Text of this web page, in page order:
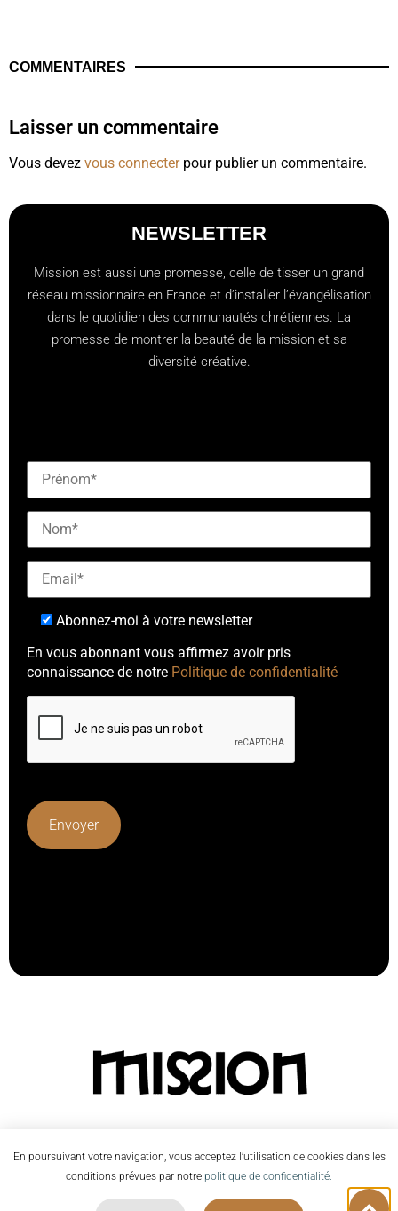
COMMENTAIRES
Laisser un commentaire
Vous devez vous connecterpour publier un commentaire.
NEWSLETTER
Mission est aussi une promesse, celle de tisser un grand
réseau missionnaire en France et d’installer l’évangélisation
dans le quotidien des communautés chrétiennes. La
promesse de montrer la beauté de la mission et sa
diversité créative.
Abonnez-moi à votre newsletter
En vous abonnant vous affirmez avoir pris
connaissance de notre Politique de confidentialité
©2026 Mission | Contactez-nous Mentions Légales Réalisé par
Studio Zède
En poursuivant votre navigation, vous acceptez l’utilisation de cookies dans les
conditions prévues par notre politique de confidentialité.